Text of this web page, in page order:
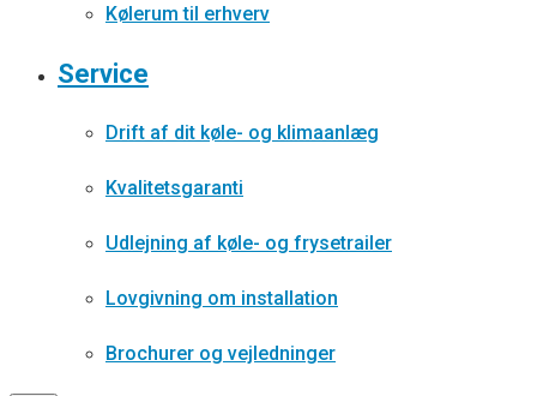
Kølerum til erhverv
Service
Drift af dit køle- og klimaanlæg
Kvalitetsgaranti
Udlejning af køle- og frysetrailer
Lovgivning om installation
Brochurer og vejledninger